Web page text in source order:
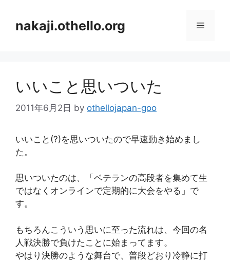
nakaji.othello.org メ
いいこと思いついた
2011年6月2日 by othellojapan-goo
いいこと(?)を思いついたので早速動き始めまし
た。
思いついたのは、「ベテランの高段者を集めて生
ではなくオンラインで定期的に大会をやる」で
す。
もちろんこういう思いに至った流れは、今回の名
人戦決勝で負けたことに始まってます。
やはり決勝のような舞台で、普段どおり冷静に打